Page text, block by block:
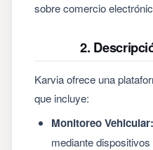
sobre comercio
2.
Karvia ofrece una
que incluye:
Monitoreo Vehicular:
mediante